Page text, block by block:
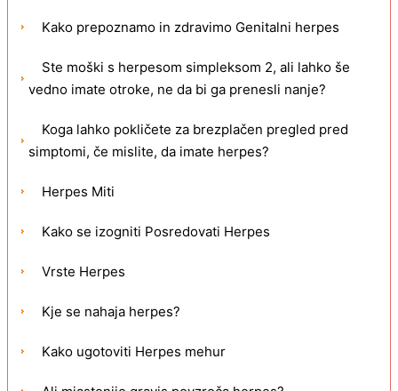
Kako prepoznamo in zdravimo Genitalni herpes
Ste moški s herpesom simpleksom 2, ali lahko še
vedno imate otroke, ne da bi ga prenesli nanje?
Koga lahko pokličete za brezplačen pregled pred
simptomi, če mislite, da imate herpes?
Herpes Miti
Kako se izogniti Posredovati Herpes
Vrste Herpes
Kje se nahaja herpes?
Kako ugotoviti Herpes mehur